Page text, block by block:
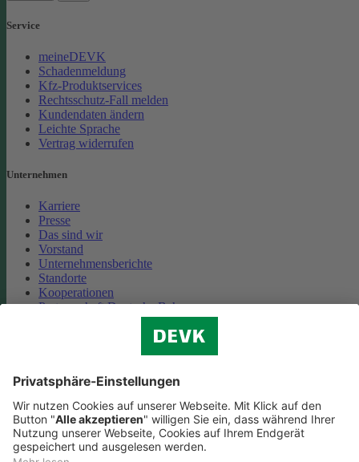
Service
meineDEVK
Schadenmeldung
Kfz-Produktservices
Rechtsschutz-Fall melden
Kundendaten ändern
Leichte Sprache
Vertrag widerrufen
Unternehmen
Karriere
Presse
Das sind wir
Vorstand
Unternehmensberichte
Standorte
Kooperationen
Partnerschaft Deutsche Bahn
Cookie-Einstellungen
Datenschutz